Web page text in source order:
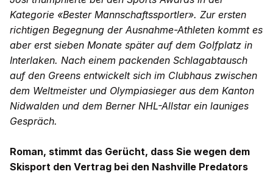
Kategorie «Bester Mannschaftssportler». Zur ersten
richtigen Begegnung der Ausnahme-Athleten kommt es
aber erst sieben Monate später auf dem Golfplatz in
Interlaken. Nach einem packenden Schlagabtausch
auf den Greens entwickelt sich im Clubhaus zwischen
dem Weltmeister und Olympiasieger aus dem Kanton
Nidwalden und dem Berner NHL-Allstar ein launiges
Gespräch.
Roman, stimmt das Gerücht, dass Sie wegen dem
Skisport den Vertrag bei den Nashville Predators